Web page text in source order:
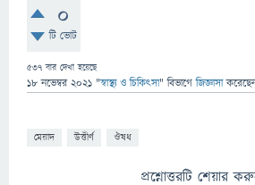
0
টি ভোট
537 বার দেখা হয়েছে
18 নভেম্বর 2021 "স্বাস্থ্য ও চিকিৎসা" বিভাগে জিজ্ঞাসা
মেয়াদ উত্তীর্ণ ঔষধ
প্রশ্নোত্তরটি শেয়ার